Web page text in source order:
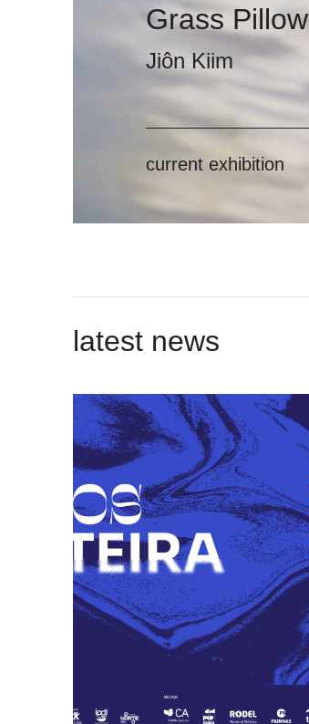
Grass Pillow
Jiôn Kiim
current exhibition
latest news